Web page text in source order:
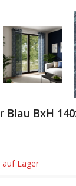
Blau BxH
auf Lager